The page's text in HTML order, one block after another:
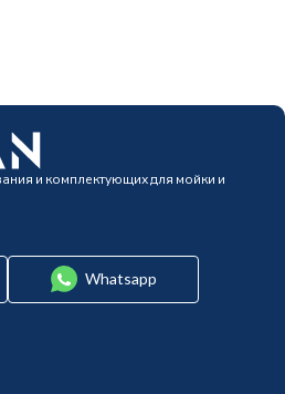
и комплектующих для мойки и
Whatsapp